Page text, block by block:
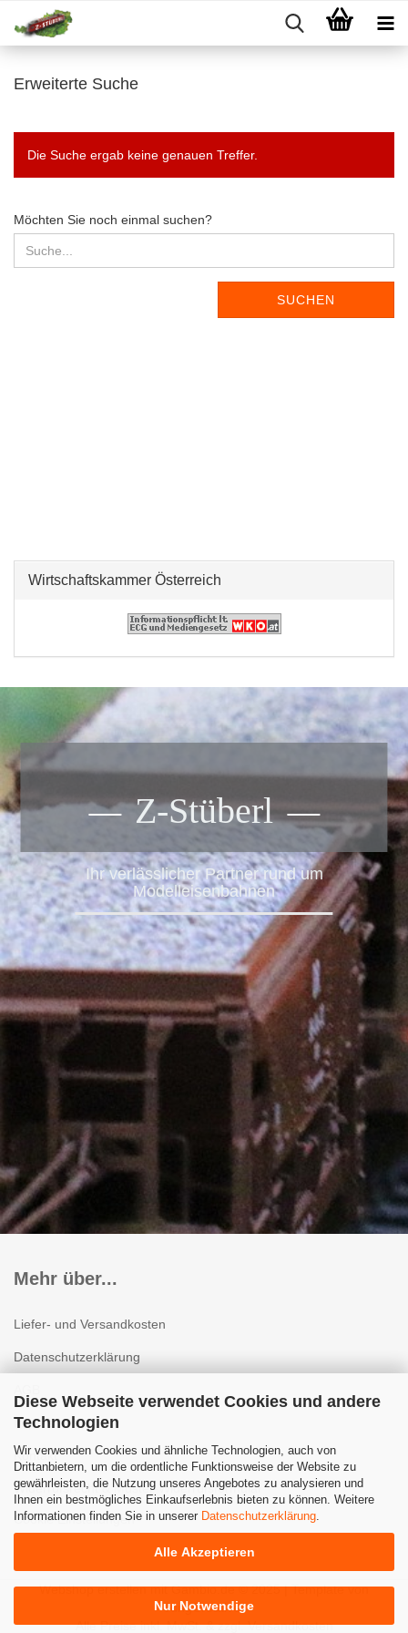
Diese Webseite verwendet Cookies und andere
Technologien
Wir verwenden Cookies und ähnliche Technologien, auch von
Drittanbietern, um die ordentliche Funktionsweise der Website zu
gewährleisten, die Nutzung unseres Angebotes zu analysieren und
Ihnen ein bestmögliches Einkaufserlebnis bieten zu können. Weitere
Informationen finden Sie in unserer Datenschutzerklärung
Alle Akzeptieren
Nur Notwendige
Erweiterte Suche
Die Suche ergab keine genauen Treffer.
MÖCHTEN
SIE
NOCH
Möchten Sie noch einmal suchen?
SUCHEN
Wirtschaftskammer Österreich
Z-Stüberl
Ihr verlässlicher Partner rund um
Modelleisenbahnen
Mehr über...
Liefer- und Versandkosten
Datenschutzerklärung
Impressum
Kontakt
Widerrufsrecht & Muster-Widerrufsformular
Cookie Einstellungen
Webshop erstellenmit Gambio.de © 2025 | Template von
JungCreative.
Alle Preise inkl. MwSt. & zzgl. Versandkosten